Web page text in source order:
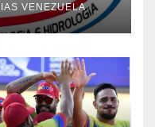
de agosto
VENEZUELA